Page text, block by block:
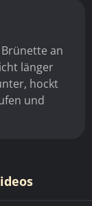
an
länger
hockt
und